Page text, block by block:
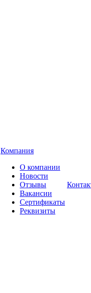
Компания
О компании
Новости
Отзывы
Вакансии
Сертификаты
Реквизиты